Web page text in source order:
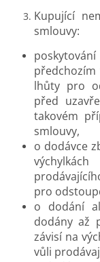
Kupující
smlouvy:
lhůty pro
před
takovém
smlouvy,
o dodávce
pro
o dodání
dodány až
závisí na
vůli